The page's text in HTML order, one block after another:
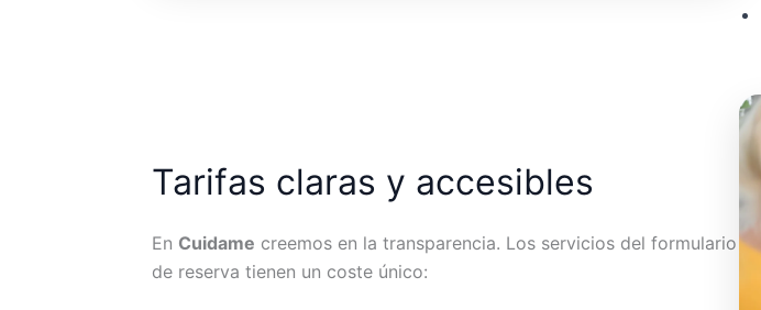
Tarifas claras y accesibles
En Cuidame creemos en la transparencia. Los servicios del formulario
de reserva tienen un coste único: